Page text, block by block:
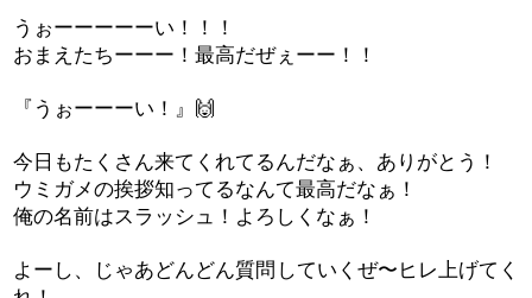
うぉーーーーーい！！！
おまえたちーーー！最高だぜぇーー！！
『うぉーーーい！』 🙌
今日もたくさん来てくれてるんだなぁ、ありがとう！
ウミガメの挨拶知ってるなんて最高だなぁ！
俺の名前はスラッシュ！よろしくなぁ！
よーし、じゃあどんどん質問していくぜ〜ヒレ上げてく